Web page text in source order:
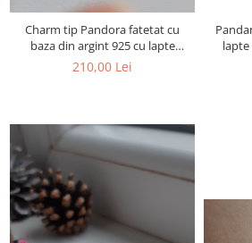
Charm tip Pandora fatetat cu
baza din argint 925 cu lapte
matern si foita decorativa
210,00 Lei